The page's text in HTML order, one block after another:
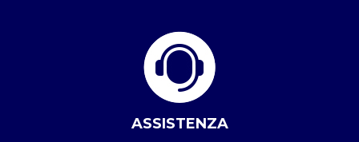
ASSISTENZA